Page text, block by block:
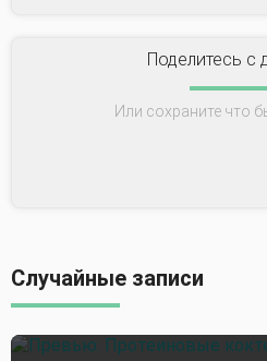
Поделитесь с
Или сохраните что
Случайные записи